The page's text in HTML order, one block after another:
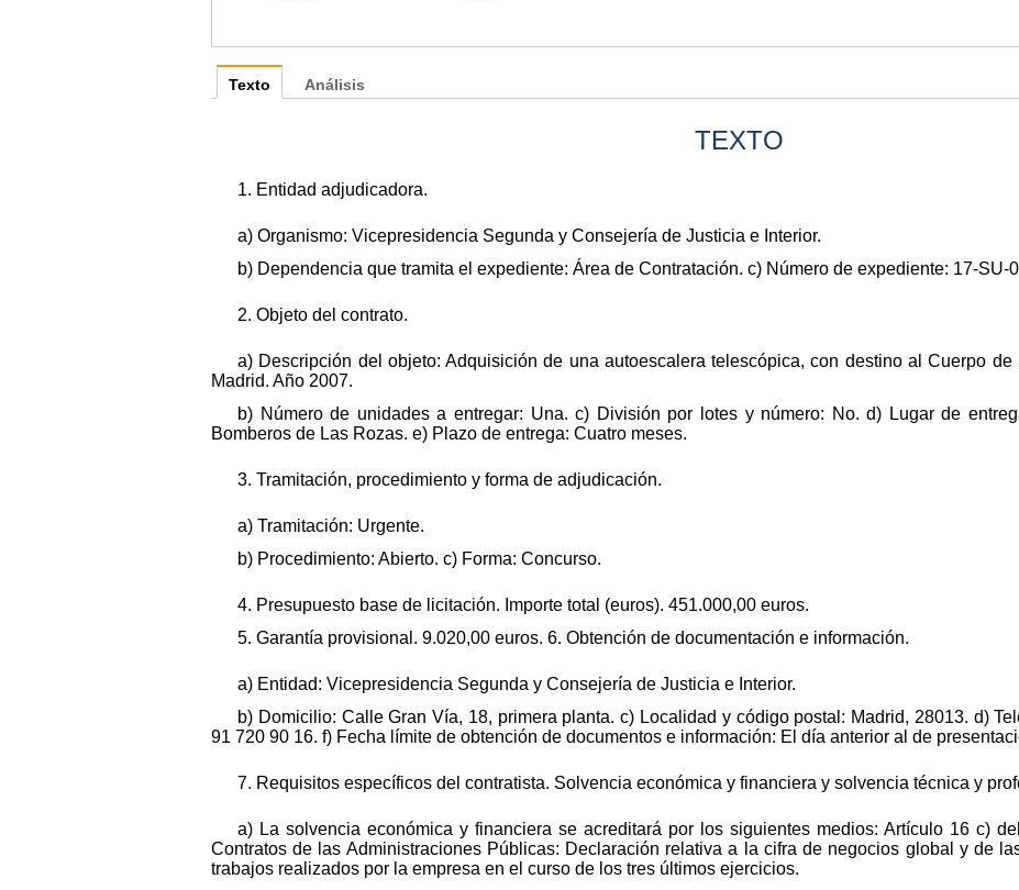
Texto
TEXTO
1. Entidad adjudicadora.
a) Organismo: Vicepresidencia Segunda y Consejería de Justicia e Interior.
b) Dependencia que tramita el expediente: Área de Contratación. c) Número de expediente: 17-SU-
2. Objeto del contrato.
a) Descripción del objeto: Adquisición de una autoescalera telescópica, con destino al Cuerpo
Madrid. Año 2007.
b) Número de unidades a entregar: Una. c) División por lotes y número: No. d) Lugar de
Bomberos de Las Rozas. e) Plazo de entrega: Cuatro meses.
3. Tramitación, procedimiento y forma de adjudicación.
a) Tramitación: Urgente.
b) Procedimiento: Abierto. c) Forma: Concurso.
4. Presupuesto base de licitación. Importe total (euros). 451.000,00 euros.
5. Garantía provisional. 9.020,00 euros. 6. Obtención de documentación e información.
a) Entidad: Vicepresidencia Segunda y Consejería de Justicia e Interior.
b) Domicilio: Calle Gran Vía, 18, primera planta. c) Localidad y código postal: Madrid, 28013. d)
91 720 90 16. f) Fecha límite de obtención de documentos e información: El día anterior al de
7. Requisitos específicos del contratista. Solvencia económica y financiera y solvencia técnica y
a) La solvencia económica y financiera se acreditará por los siguientes medios: Artículo 16 c)
Contratos de las Administraciones Públicas: Declaración relativa a la cifra de negocios global y de
trabajos realizados por la empresa en el curso de los tres últimos ejercicios.
Análisis